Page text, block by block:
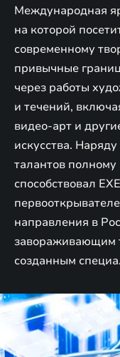
Международная
на которой
современному
привычные
через работы
и течений,
видео-арт и
искусства.
талантов
способствовал
направления в
завораживающим
созданным